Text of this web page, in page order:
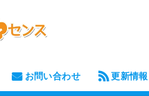
お問い合わせ 更新情報